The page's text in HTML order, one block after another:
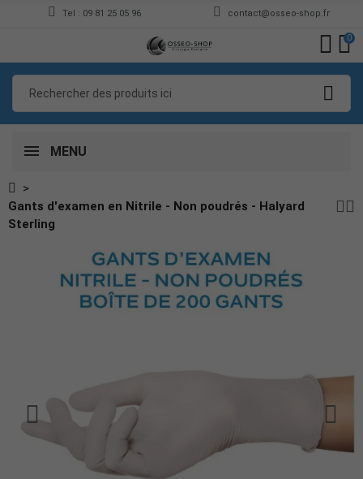
Tel : 09 81 25 05 96 contact@osseo-shop.fr
0
MENU
Gants d'examen en Nitrile - Non poudrés - Halyard
Sterling